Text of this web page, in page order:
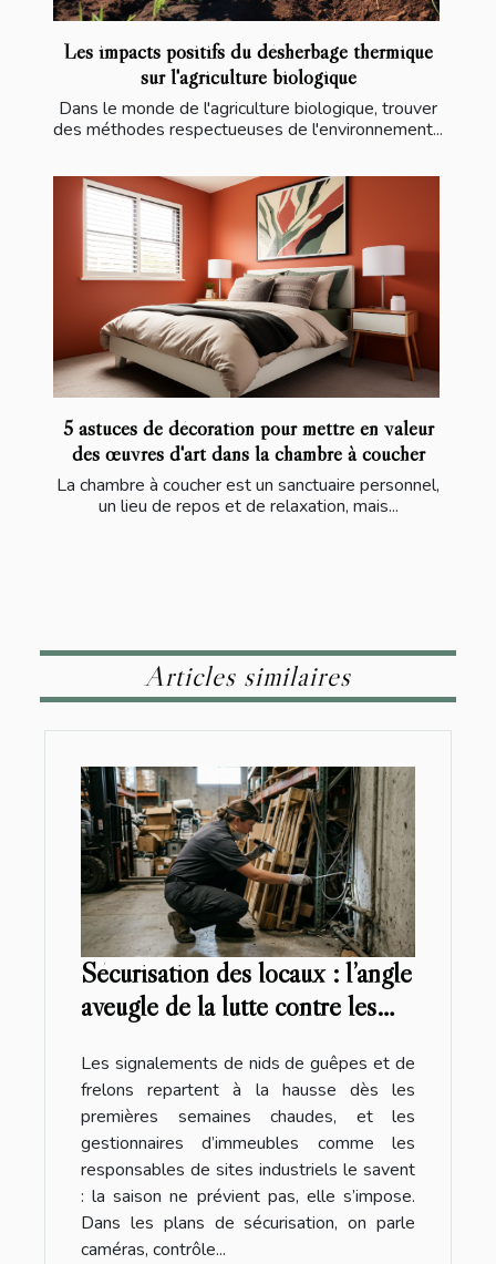
Les impacts positifs du désherbage thermique
sur l'agriculture biologique
Dans le monde de l'agriculture biologique, trouver
des méthodes respectueuses de l'environnement...
5 astuces de décoration pour mettre en valeur
des œuvres d'art dans la chambre à coucher
La chambre à coucher est un sanctuaire personnel,
un lieu de repos et de relaxation, mais...
Articles similaires
Sécurisation des locaux : l’angle
aveugle de la lutte contre les
Les signalements de nids de guêpes et de
frelons repartent à la hausse dès les
premières semaines chaudes, et les
gestionnaires d’immeubles comme les
responsables de sites industriels le savent
: la saison ne prévient pas, elle s’impose.
Dans les plans de sécurisation, on parle
caméras, contrôle...